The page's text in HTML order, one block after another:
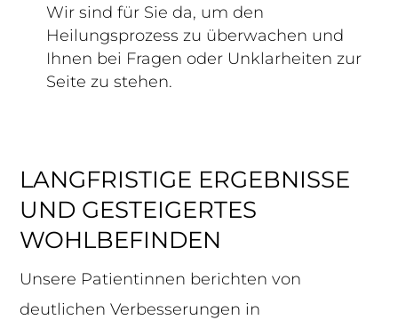
Wir sind für Sie da, um den
Heilungsprozess zu überwachen und
Ihnen bei Fragen oder Unklarheiten zur
Seite zu stehen.
LANGFRISTIGE ERGEBNISSE
UND GESTEIGERTES
WOHLBEFINDEN
Unsere Patientinnen berichten von
deutlichen Verbesserungen in